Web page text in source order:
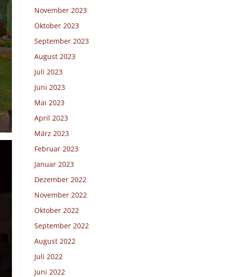
November 2023
Oktober 2023
September 2023
August 2023
Juli 2023
Juni 2023
Mai 2023
April 2023
März 2023
Februar 2023
Januar 2023
Dezember 2022
November 2022
Oktober 2022
September 2022
August 2022
Juli 2022
Juni 2022